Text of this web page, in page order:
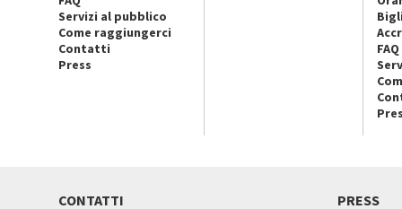
Servizi al pubblico
Come raggiungerci
Contatti
Press
FAQ
CONTATTI PRESS